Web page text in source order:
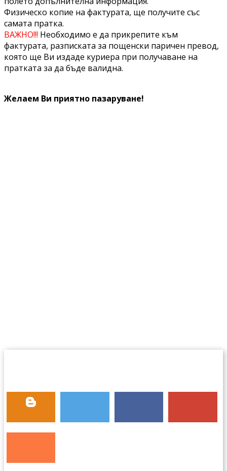
Физическо копие на фактурата, ще получите със
самата пратка.
ВАЖНО!!! Необходимо е да прикрепите към
фактурата, разписката за пощенски паричен превод,
която ще Ви издаде куриера при получаване на
пратката за да бъде валидна.
Желаем Ви приятно пазаруване!